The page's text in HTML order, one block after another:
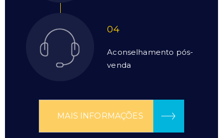
04
Aconselhamento pós-
venda
MAIS INFORMAÇÕES